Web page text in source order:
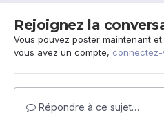
Rejoignez la
Vous pouvez poster maintenant
vous avez un compte,
Répondre à ce sujet…